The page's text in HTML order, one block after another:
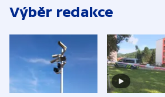
Výběr redakce